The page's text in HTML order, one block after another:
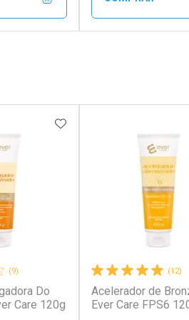
Ativar Desconto
(9)
Do
Care 120g
ADICIONAR AOS
(12)
Acelerador de
Ever Care FPS6